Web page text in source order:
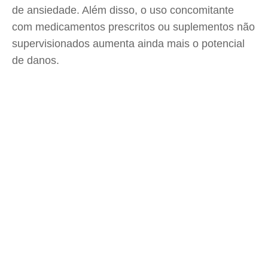
de ansiedade. Além disso, o uso concomitante
com medicamentos prescritos ou suplementos não
supervisionados aumenta ainda mais o potencial
de danos.